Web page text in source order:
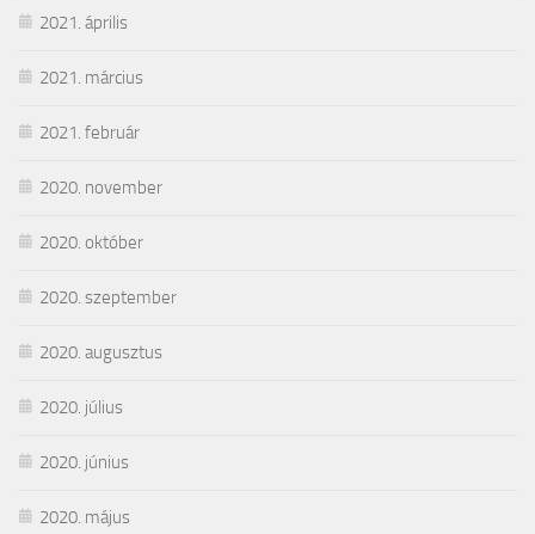
2021. április
2021. március
2021. február
2020. november
2020. október
2020. szeptember
2020. augusztus
2020. július
2020. június
2020. május